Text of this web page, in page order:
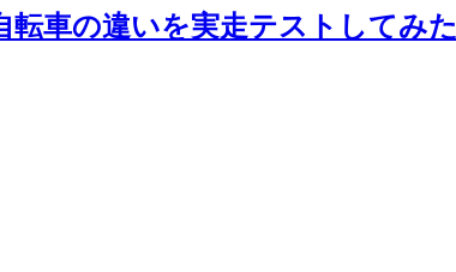
転車の違いを実走テストしてみた